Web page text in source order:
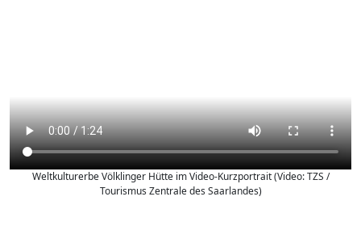
Weltkulturerbe Völklinger Hütte im Video-Kurzportrait (Video: TZS /
Tourismus Zentrale des Saarlandes)